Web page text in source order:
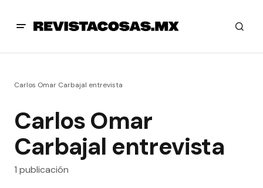
Carlos Omar Carbajal entrevista
Carlos Omar
Carbajal entrevista
1 publicación